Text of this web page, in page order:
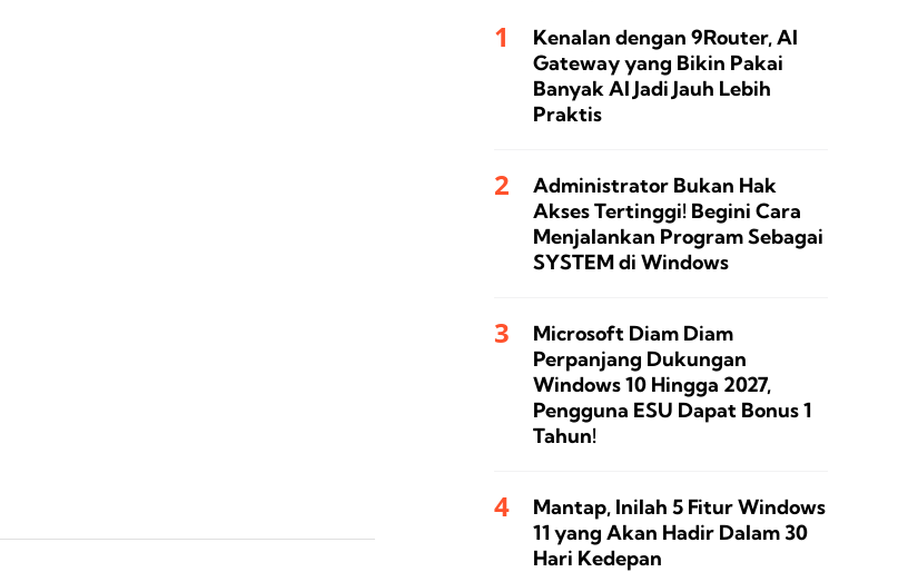
Kenalan dengan 9Router, AI
Gateway yang Bikin Pakai
Banyak AI Jadi Jauh Lebih
Praktis
Administrator Bukan Hak
Akses Tertinggi! Begini Cara
Menjalankan Program Sebagai
SYSTEM di Windows
Microsoft Diam Diam
Perpanjang Dukungan
Windows 10 Hingga 2027,
Pengguna ESU Dapat Bonus 1
Tahun!
Mantap, Inilah 5 Fitur Windows
11 yang Akan Hadir Dalam 30
Hari Kedepan